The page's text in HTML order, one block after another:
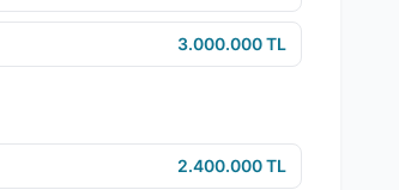
3.000.000 TL
2.400.000 TL